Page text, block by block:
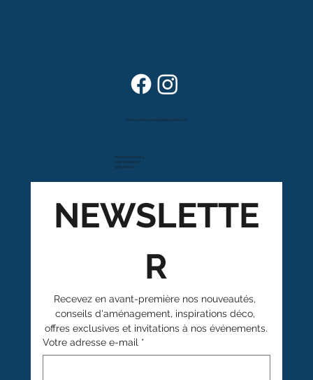
Route cantonale 4
Case postale 157
1963 Vétroz
Dans vos foyers depuis plus de 80 ans
NEWSLETTE
R
Recevez en avant-première nos nouveautés,
conseils d'aménagement, inspirations déco,
offres exclusives et invitations à nos événements.
Votre adresse e-mail *